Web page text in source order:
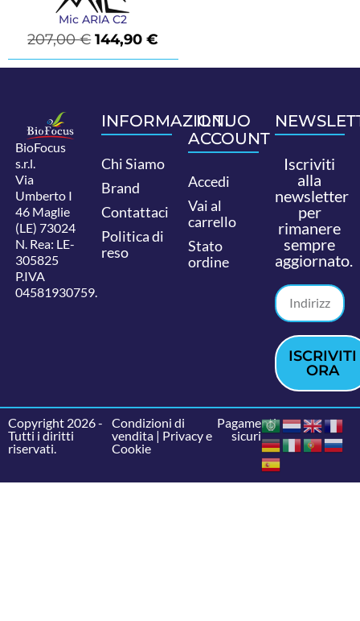
Mic ARIA C2
207,00€ 144,90€
BioFocus
s.r.l.
Via
Umberto I
46 Maglie
(LE) 73024
N. Rea: LE-
305825
P.IVA
04581930759.
INFORMAZIONI
Chi Siamo
Brand
Contattaci
Politica di
reso
IL TUO
ACCOUNT
Accedi
Vai al
carrello
Stato
ordine
Iscriviti
alla
newsletter
per
rimanere
sempre
aggiornato.
ISCRIVITI
ORA
Copyright 2026 -
Tutti i diritti
riservati.
Condizioni di
vendita| Privacy e
Cookie
Pagamenti
sicuri